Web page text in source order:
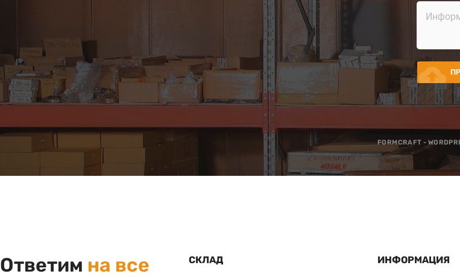
cloud_upload
FORMCRAFT -
Ответим на все СКЛАД ИНФОРМАЦИЯ